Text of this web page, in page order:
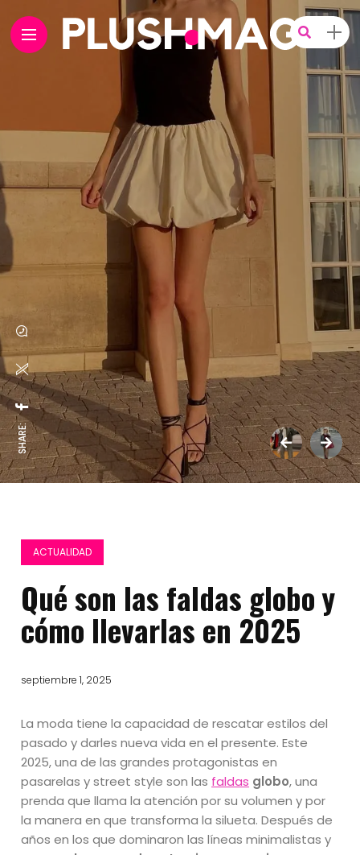
SHARE:
ACTUALIDAD
Qué son las faldas globo y
cómo llevarlas en 2025
septiembre 1, 2025
La moda tiene la capacidad de rescatar estilos del
pasado y darles nueva vida en el presente. Este
2025, una de las grandes protagonistas en
pasarelas y street style son las faldas globo, una
prenda que llama la atención por su volumen y por
la manera en que transforma la silueta. Después de
años en los que dominaron las líneas minimalistas y